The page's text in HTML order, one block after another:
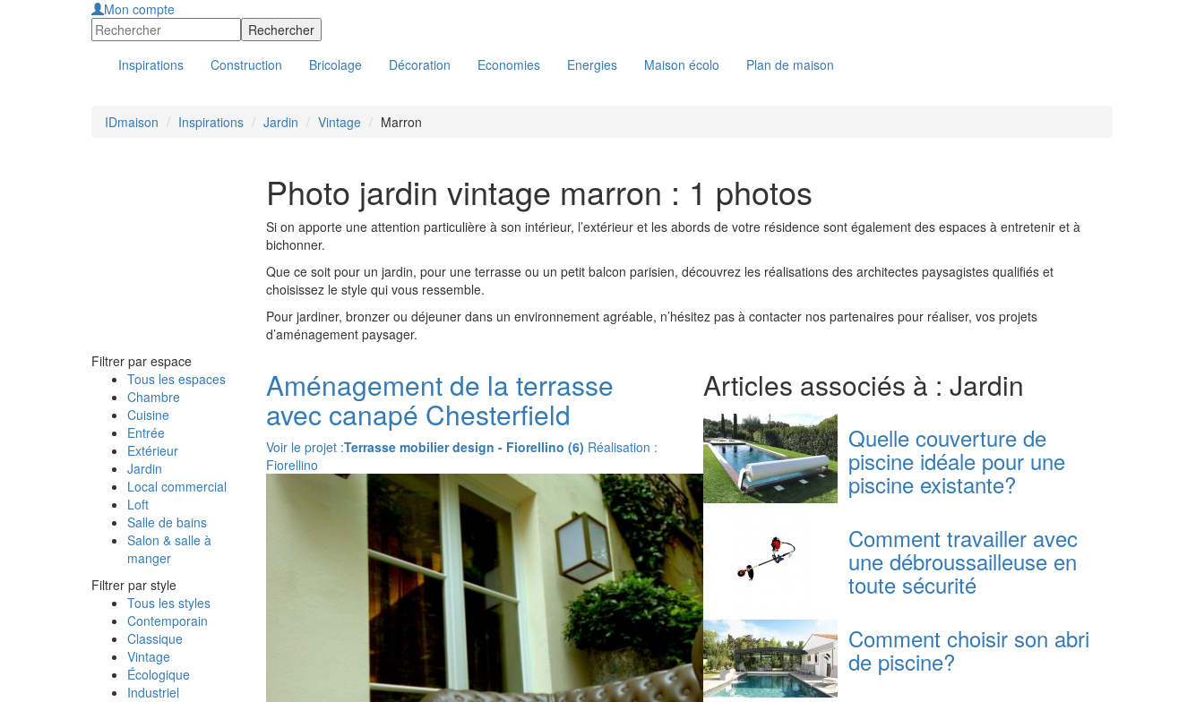
Mon compte
Inspirations Construction Bricolage Décoration Economies Energies Maison écolo Plan de maison
IDmaison Inspirations Jardin Vintage Marron
Photo jardin vintage marron : 1 photos
Si on apporte une attention particulière à son intérieur, l’extérieur et les abords de votre résidence sont également des espaces à entretenir et à
bichonner.
Que ce soit pour un jardin, pour une terrasse ou un petit balcon parisien, découvrez les réalisations des architectes paysagistes qualifiés et
choisissez le style qui vous ressemble.
Pour jardiner, bronzer ou déjeuner dans un environnement agréable, n’hésitez pas à contacter nos partenaires pour réaliser, vos projets
d’aménagement paysager.
Filtrer par espace
Tous les espaces
Chambre
Cuisine
Entrée
Extérieur
Jardin
Local commercial
Loft
Salle de bains
Salon & salle à
manger
Filtrer par style
Tous les styles
Contemporain
Classique
Vintage
Écologique
Industriel
Aménagement de la terrasse
avec canapé Chesterfield
Voir le projet :Terrasse mobilier design - Fiorellino (6) Réalisation :
Fiorellino
Articles associés à : Jardin
Quelle couverture de
piscine idéale pour une
piscine existante?
Comment travailler avec
une débroussailleuse en
toute sécurité
Comment choisir son abri
de piscine?